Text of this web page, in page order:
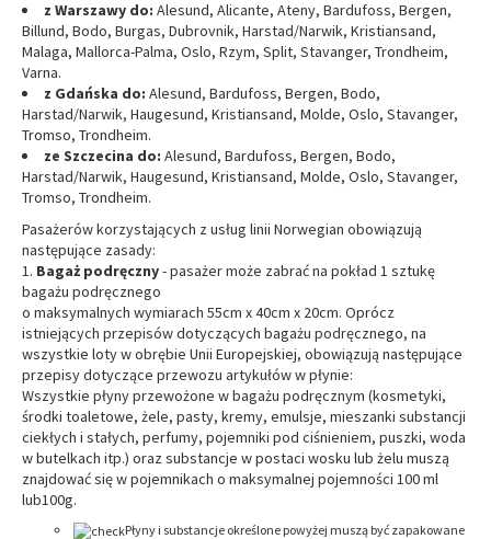
z Warszawy do: Alesund, Alicante, Ateny, Bardufoss, Bergen,
Billund, Bodo, Burgas, Dubrovnik, Harstad/Narwik, Kristiansand,
Malaga, Mallorca-Palma, Oslo, Rzym, Split, Stavanger, Trondheim,
Varna.
z Gdańska do: Alesund, Bardufoss, Bergen, Bodo,
Harstad/Narwik, Haugesund, Kristiansand, Molde, Oslo, Stavanger,
Tromso, Trondheim.
ze Szczecina do: Alesund, Bardufoss, Bergen, Bodo,
Harstad/Narwik, Haugesund, Kristiansand, Molde, Oslo, Stavanger,
Tromso, Trondheim.
Pasażerów korzystających z usług linii Norwegian obowiązują
następujące zasady:
Bagaż podręczny- pasażer może zabrać na pokład 1 sztukę
bagażu podręcznego
o maksymalnych wymiarach 55cm x 40cm x 20cm. Oprócz
istniejących przepisów dotyczących bagażu podręcznego, na
wszystkie loty w obrębie Unii Europejskiej, obowiązują następujące
przepisy dotyczące przewozu artykułów w płynie:
Wszystkie płyny przewożone w bagażu podręcznym (kosmetyki,
środki toaletowe, żele, pasty, kremy, emulsje, mieszanki substancji
ciekłych i stałych, perfumy, pojemniki pod ciśnieniem, puszki, woda
w butelkach itp.) oraz substancje w postaci wosku lub żelu muszą
znajdować się w pojemnikach o maksymalnej pojemności 100 ml
lub100g.
Płyny i substancje określone powyżej muszą być zapakowane